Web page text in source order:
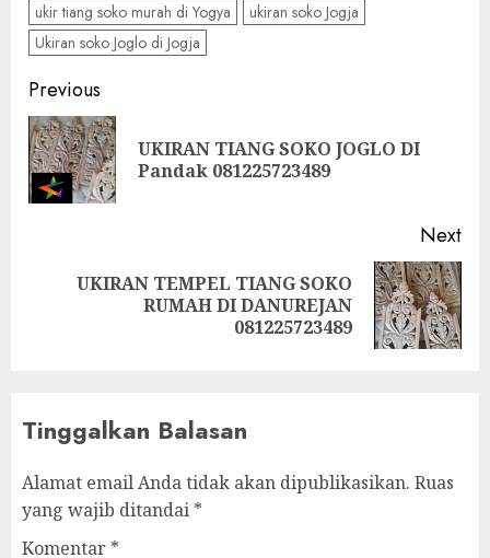
ukir tiang soko murah di Yogya
ukiran soko Jogja
Ukiran soko Joglo di Jogja
Previous
UKIRAN TIANG SOKO JOGLO DI
Pandak 081225723489
Next
UKIRAN TEMPEL TIANG SOKO
RUMAH DI DANUREJAN
081225723489
Tinggalkan Balasan
Alamat email Anda tidak akan dipublikasikan. Ruas
yang wajib ditandai *
Komentar *